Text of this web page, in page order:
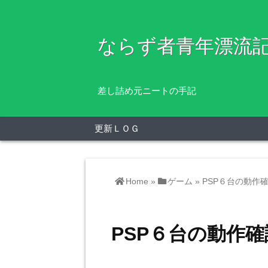
ならず者青年漂流
差し詰め元ニートの手記
更新ＬＯＧ
Home » ゲーム » PSP６台の動作
PSP６台の動作